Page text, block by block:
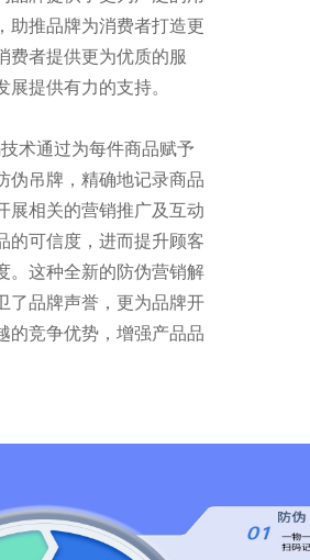
助推品牌为消费者打造更
费者提供更为优质的服
提供有力的支持。
术通过为每件商品赋予
伪吊牌，精确地记录商品
展相关的营销推广及互动
的可信度，进而提升顾客
。这种全新的防伪营销解
了品牌声誉，更为品牌开
的竞争优势，增强产品品